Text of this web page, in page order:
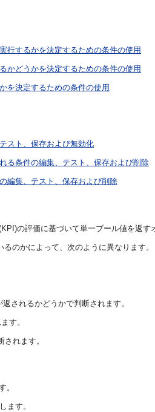
行するかを決定するための条件の使用
かどうかを決定するための条件の使用
を決定するための条件の使用
スト、保存および無効化
る条件の編集、テスト、保存および削除
編集、テスト、保存および削除
の評価に基づいて単一ブール値を返す
のかによって、次のように異なります。
されるかどうかで判断されます。
す。
れます。
。
ます。